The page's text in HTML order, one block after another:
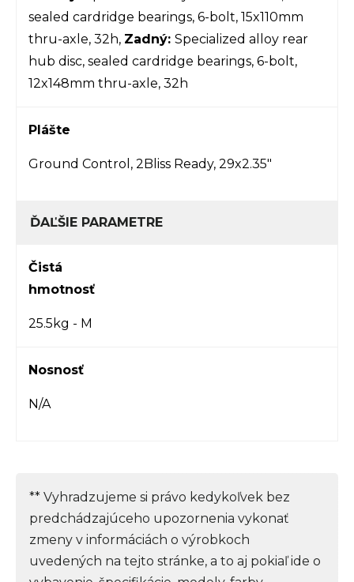
sealed cardridge bearings, 6-bolt, 15x110mm
thru-axle, 32h, Zadný: Specialized alloy rear
hub disc, sealed cardridge bearings, 6-bolt,
12x148mm thru-axle, 32h
Plášte
Ground Control, 2Bliss Ready, 29x2.35"
ĎAĽŠIE PARAMETRE
Čistá
hmotnosť
25.5kg - M
Nosnosť
N/A
** Vyhradzujeme si právo kedykoľvek bez
predchádzajúceho upozornenia vykonať
zmeny v informáciách o výrobkoch
uvedených na tejto stránke, a to aj pokiaľ ide o